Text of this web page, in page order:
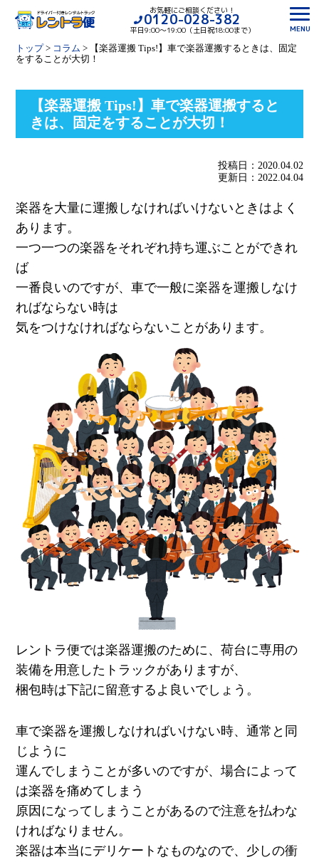
お気軽にご相談ください！
0120-028-382
平日9:00〜19:00（土日祝18:00まで）
MENU
トップ> コラム >
【楽器運搬 Tips!】車で楽器運搬するときは、固定
をすることが大切！
【楽器運搬 Tips!】車で楽器運搬すると
きは、固定をすることが大切！
投稿日：2020.04.02
更新日：2022.04.04
楽器を大量に運搬しなければいけないときはよく
あります。
一つ一つの楽器をそれぞれ持ち運ぶことができれ
ば
一番良いのですが、車で一般に楽器を運搬しなけ
ればならない時は
気をつけなければならないことがあります。
レントラ便では楽器運搬のために、荷台に専用の
装備を用意したトラックがありますが、
梱包時は下記に留意するよ良いでしょう。
車で楽器を運搬しなければいけない時、通常と同
じように
運んでしまうことが多いのですが、場合によって
は楽器を痛めてしまう
原因になってしまうことがあるので注意を払わな
ければなりません。
楽器は本当にデリケートなものなので、少しの衝